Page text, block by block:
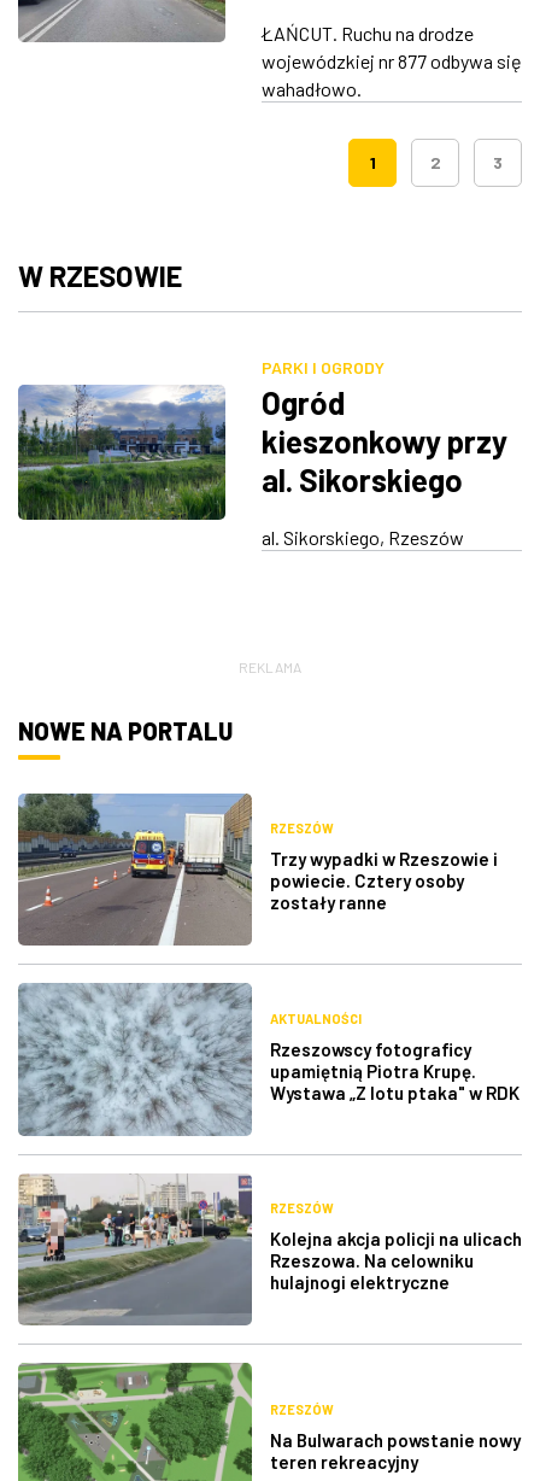
Łańcucie. 2 osoby
trafiły do szpitala
ŁAŃCUT. Ruchu na drodze
wojewódzkiej nr 877 odbywa się
wahadłowo.
1 2 3
W RZESOWIE
PARKI I OGRODY
Ogród
kieszonkowy przy
al. Sikorskiego
al. Sikorskiego, Rzeszów
REKLAMA
NOWE NA PORTALU
RZESZÓW
Trzy wypadki w Rzeszowie i
powiecie. Cztery osoby
zostały ranne
AKTUALNOŚCI
Rzeszowscy fotograficy
upamiętnią Piotra Krupę.
Wystawa „Z lotu ptaka" w RDK
RZESZÓW
Kolejna akcja policji na ulicach
Rzeszowa. Na celowniku
hulajnogi elektryczne
RZESZÓW
Na Bulwarach powstanie nowy
teren rekreacyjny